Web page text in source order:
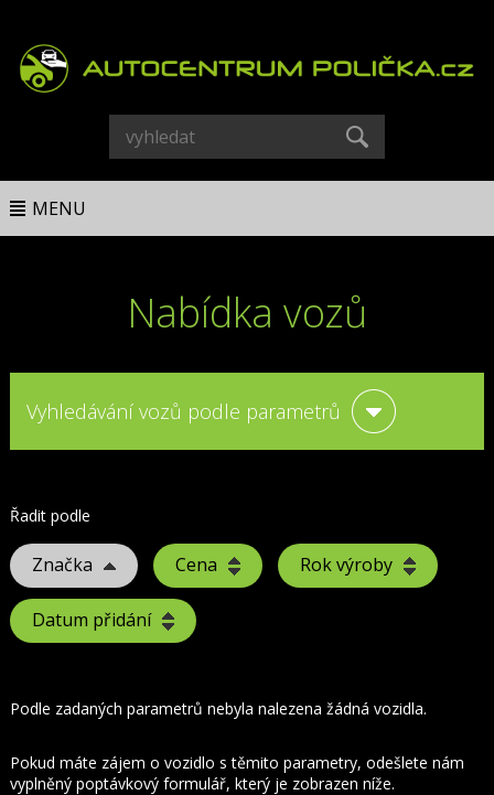
MENU
Nabídka vozů
Vyhledávání vozů podle parametrů
Řadit podle
Značka Cena Rok výroby
Datum přidání
Podle zadaných parametrů nebyla nalezena žádná vozidla.
Pokud máte zájem o vozidlo s těmito parametry, odešlete nám
vyplněný poptávkový formulář, který je zobrazen níže.